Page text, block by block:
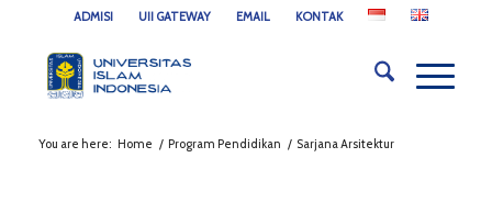
ADMISI UII GATEWAY EMAIL KONTAK
You are here: Home / Program Pendidikan / Sarjana Arsitektur